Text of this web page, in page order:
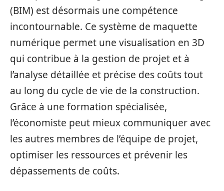
(BIM) est désormais une compétence
incontournable. Ce système de maquette
numérique permet une visualisation en 3D
qui contribue à la gestion de projet et à
l’analyse détaillée et précise des coûts tout
au long du cycle de vie de la construction.
Grâce à une formation spécialisée,
l’économiste peut mieux communiquer avec
les autres membres de l’équipe de projet,
optimiser les ressources et prévenir les
dépassements de coûts.